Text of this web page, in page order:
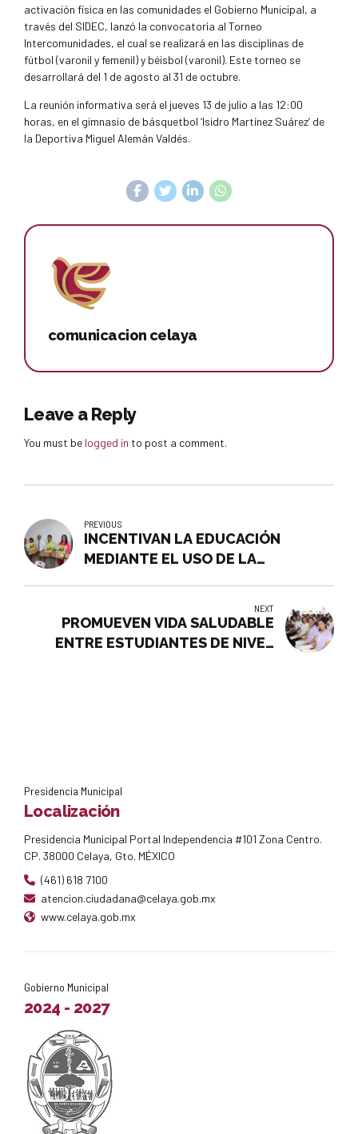
activación física en las comunidades el Gobierno Municipal, a
través del SIDEC, lanzó la convocatoria al Torneo
Intercomunidades, el cual se realizará en las disciplinas de
fútbol (varonil y femenil) y béisbol (varonil). Este torneo se
desarrollará del 1 de agosto al 31 de octubre.
La reunión informativa será el jueves 13 de julio a las 12:00
horas, en el gimnasio de básquetbol ‘Isidro Martínez Suárez’ de
la Deportiva Miguel Alemán Valdés.
comunicacion celaya
Leave a Reply
You must be logged in to post a comment.
PREVIOUS
INCENTIVAN LA EDUCACIÓN
MEDIANTE EL USO DE LA
NEXT
PROMUEVEN VIDA SALUDABLE
ENTRE ESTUDIANTES DE NIVEL
Presidencia Municipal
Localización
Presidencia Municipal Portal Independencia #101 Zona Centro.
CP. 38000 Celaya, Gto. MÉXICO
(461) 618 7100
atencion.ciudadana@celaya.gob.mx
www.celaya.gob.mx
Gobierno Municipal
2024 - 2027